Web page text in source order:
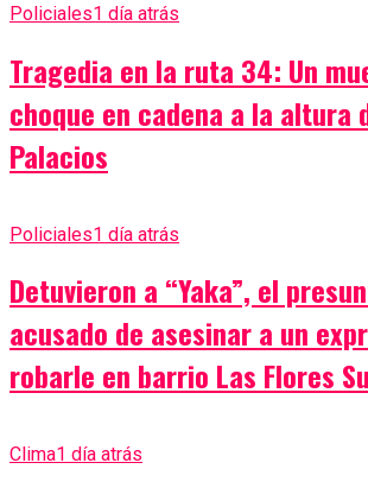
Policiales1 día atrás
Tragedia en la ruta 34: Un
choque en cadena a la altura
Palacios
Policiales1 día atrás
Detuvieron a “Yaka”, el
acusado de asesinar a un
robarle en barrio Las Flores
Clima1 día atrás